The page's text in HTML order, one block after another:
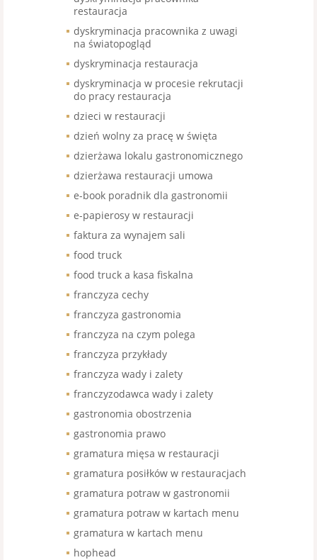
restauracja
dyskryminacja pracownika z uwagi
na światopogląd
dyskryminacja restauracja
dyskryminacja w procesie rekrutacji
do pracy restauracja
dzieci w restauracji
dzień wolny za pracę w święta
dzierżawa lokalu gastronomicznego
dzierżawa restauracji umowa
e-book poradnik dla gastronomii
e-papierosy w restauracji
faktura za wynajem sali
food truck
food truck a kasa fiskalna
franczyza cechy
franczyza gastronomia
franczyza na czym polega
franczyza przykłady
franczyza wady i zalety
franczyzodawca wady i zalety
gastronomia obostrzenia
gastronomia prawo
gramatura mięsa w restauracji
gramatura posiłków w restauracjach
gramatura potraw w gastronomii
gramatura potraw w kartach menu
gramatura w kartach menu
hophead